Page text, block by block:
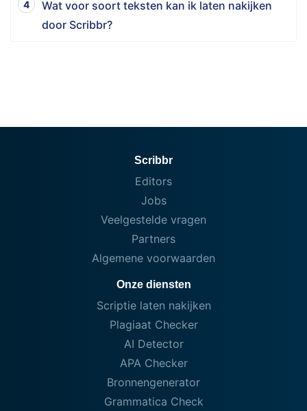
Wat voor soort teksten kan ik laten nakijken
door Scribbr?
Scribbr
Editors
Jobs
Veelgestelde vragen
Partners
Algemene voorwaarden
Onze diensten
Scriptie laten nakijken
Plagiaat Checker
AI Detector
APA Checker
Bronnengenerator
Grammatica Check